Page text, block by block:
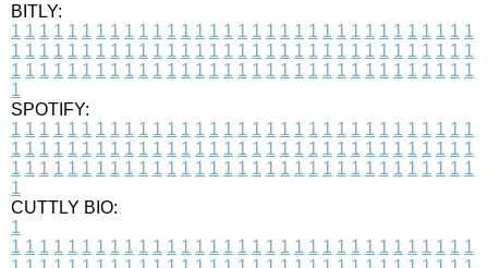
BITLY:
1 1 1 1 1 1 1 1 1 1 1 1 1 1 1 1 1 1 1 1 1 1 1 1 1 1 1 1 1 1 1 1 1
1 1 1 1 1 1 1 1 1 1 1 1 1 1 1 1 1 1 1 1 1 1 1 1 1 1 1 1 1 1 1 1 1
1 1 1 1 1 1 1 1 1 1 1 1 1 1 1 1 1 1 1 1 1 1 1 1 1 1 1 1 1 1 1 1 1
1
SPOTIFY:
1 1 1 1 1 1 1 1 1 1 1 1 1 1 1 1 1 1 1 1 1 1 1 1 1 1 1 1 1 1 1 1 1
1 1 1 1 1 1 1 1 1 1 1 1 1 1 1 1 1 1 1 1 1 1 1 1 1 1 1 1 1 1 1 1 1
1 1 1 1 1 1 1 1 1 1 1 1 1 1 1 1 1 1 1 1 1 1 1 1 1 1 1 1 1 1 1 1 1
1
CUTTLY BIO:
1
1 1 1 1 1 1 1 1 1 1 1 1 1 1 1 1 1 1 1 1 1 1 1 1 1 1 1 1 1 1 1 1 1